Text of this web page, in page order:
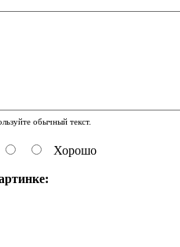
обычный текст.
Хорошо